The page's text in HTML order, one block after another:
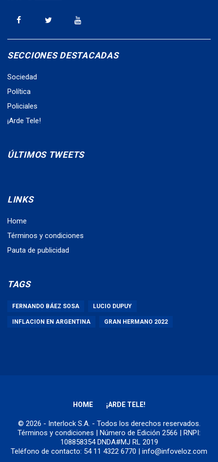
SECCIONES DESTACADAS
Sociedad
Política
Policiales
¡Arde Tele!
ÚLTIMOS TWEETS
LINKS
Home
Términos y condiciones
Pauta de publicidad
TAGS
FERNANDO BÁEZ SOSA LUCIO DUPUY
INFLACION EN ARGENTINA GRAN HERMANO 2022
HOME ¡ARDE TELE!
© 2026 - Interlock S.A. - Todos los derechos reservados.
Términos y condiciones | Número de Edición 2566 | RNPI:
108858354 DNDA#MJ RL 2019
Teléfono de contacto: 54 11 4322 6770 | info@infoveloz.com